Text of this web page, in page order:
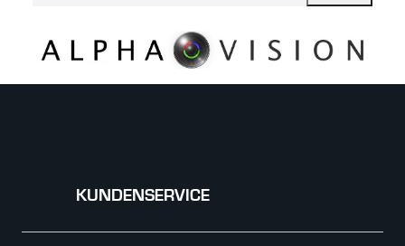
KUNDENSERVICE